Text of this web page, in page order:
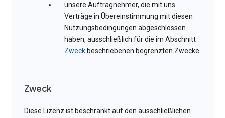
unsere Auftragnehmer, die mit uns
Verträge in Übereinstimmung mit diesen
Nutzungsbedingungen abgeschlossen
haben, ausschließlich für die im Abschnitt
Zweck beschriebenen begrenzten Zwecke
Zweck
Diese Lizenz ist beschränkt auf den ausschließlichen